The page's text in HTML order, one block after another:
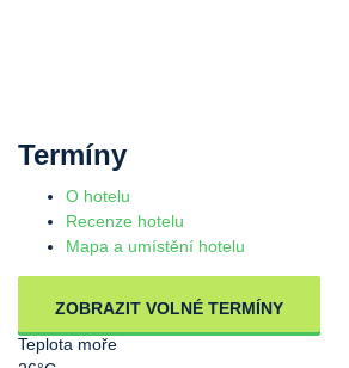
Termíny
O hotelu
Recenze hotelu
Mapa a umístění hotelu
ZOBRAZIT VOLNÉ TERMÍNY
Teplota moře